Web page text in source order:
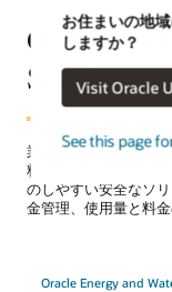
お住まいの地
しますか？
Visit Oracle
See this page
Oracle
Service
業務やITの中断を最
料金請求ニーズにす
のしやすい安全なソ
金管理、使用量と料
Oracle Energy and